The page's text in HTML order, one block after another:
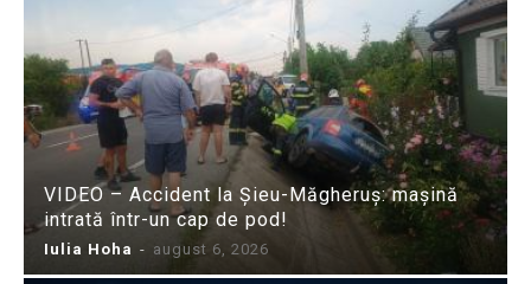
VIDEO – Accident la Șieu-Măgheruș: mașină
intrată într-un cap de pod!
Iulia Hoha - august 6, 2026